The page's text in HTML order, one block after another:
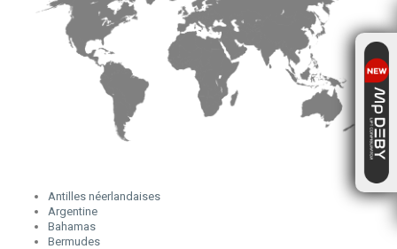
Antilles néerlandaises
Argentine
Bahamas
Bermudes